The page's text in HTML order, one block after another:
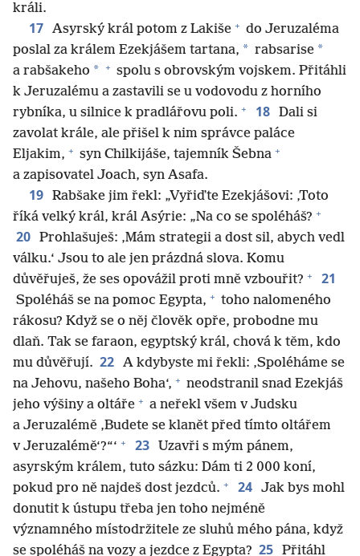
králi.
17 Asyrský král potom z Lakiše + do Jeruzaléma
poslal za králem Ezekjášem tartana, * rabsarise *
a rabšakeho * + spolu s obrovským vojskem. Přitáhli
k Jeruzalému a zastavili se u vodovodu z horního
rybníka, u silnice k pradlářovu poli. + 18 Dali si
zavolat krále, ale přišel k nim správce paláce
Eljakim, + syn Chilkijáše, tajemník Šebna +
a zapisovatel Joach, syn Asafa.
19 Rabšake jim řekl: „Vyřiďte Ezekjášovi: ‚Toto
říká velký král, král Asýrie: „Na co se spoléháš? +
20 Prohlašuješ: ‚Mám strategii a dost sil, abych vedl
válku.‘ Jsou to ale jen prázdná slova. Komu
důvěřuješ, že ses opovážil proti mně vzbouřit? + 21
Spoléháš se na pomoc Egypta, + toho nalomeného
rákosu? Když se o něj člověk opře, probodne mu
dlaň. Tak se faraon, egyptský král, chová k těm, kdo
mu důvěřují. 22 A kdybyste mi řekli: ‚Spoléháme se
na Jehovu, našeho Boha‘, + neodstranil snad Ezekjáš
jeho výšiny a oltáře + a neřekl všem v Judsku
a Jeruzalémě ‚Budete se klanět před tímto oltářem
v Jeruzalémě‘?“‘ + 23
Uzavři s mým pánem,
asyrským králem, tuto sázku: Dám ti 2 000 koní,
pokud pro ně najdeš dost jezdců. + 24 Jak bys mohl
donutit k ústupu třeba jen toho nejméně
významného místodržitele ze sluhů mého pána, když
se spoléháš na vozy a jezdce z Egypta? 25 Přitáhl